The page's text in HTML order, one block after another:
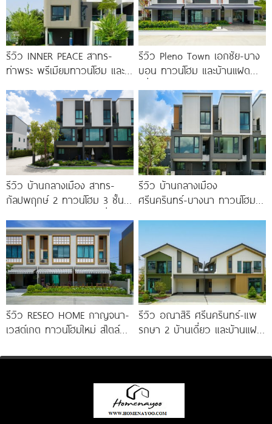
รีวิว INNER PEACE สาทร-
ท่าพระ พรีเมียมทาวน์โฮม และ
รีวิว Pleno Town เอกชัย-บาง
บอน ทาวน์โฮม และบ้านแฝด
Central 2
รีวิว บ้านกลางเมือง สาทร-
กัลปพฤกษ์ 2 ทาวน์โฮม 3 ชั้น
สาทร เพียง
รีวิว บ้านกลางเมือง
ศรีนครินทร์-บางนา ทาวน์โฮม 3
Penthouse
รีวิว RESEO HOME กาญจนา-
เวสต์เกต ทาวน์โฮมใหม่ สไตล์
ลอย* ทำเลดี
รีวิว อณาสิริ ศรีนครินทร์-แพ
รกษา 2 บ้านเดี่ยว และบ้านแฝด